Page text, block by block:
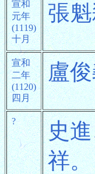
宣和
元年
(1119)
十月
張
宣和
二年
(1120)
四月
盧
?
史
祥。